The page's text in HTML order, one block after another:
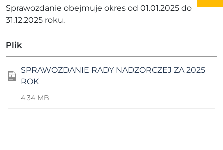
Sprawozdanie obejmuje okres od 01.01.2025 do
31.12.2025 roku.
Plik
SPRAWOZDANIE RADY NADZORCZEJ ZA 2025
ROK
4.34 MB